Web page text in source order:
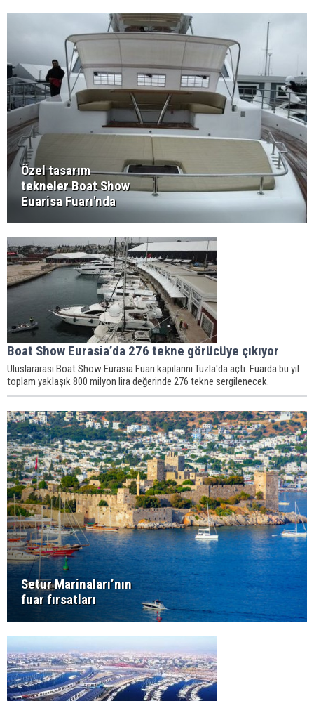
Özel tasarım
tekneler Boat Show
Euarisa Fuarı'nda
Boat Show Eurasia’da 276 tekne görücüye çıkıyor
Uluslararası Boat Show Eurasia Fuarı kapılarını Tuzla'da açtı. Fuarda bu yıl
toplam yaklaşık 800 milyon lira değerinde 276 tekne sergilenecek.
Setur Marinaları’nın
fuar fırsatları